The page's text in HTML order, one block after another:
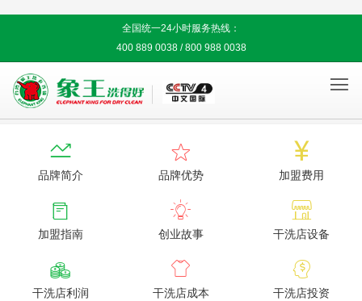
全国统一24小时服务热线：
400 889 0038 / 800 988 0038


品牌简介

品牌优势

加盟费用

加盟指南

创业故事

干洗店设备

干洗店利润

干洗店成本

干洗店投资